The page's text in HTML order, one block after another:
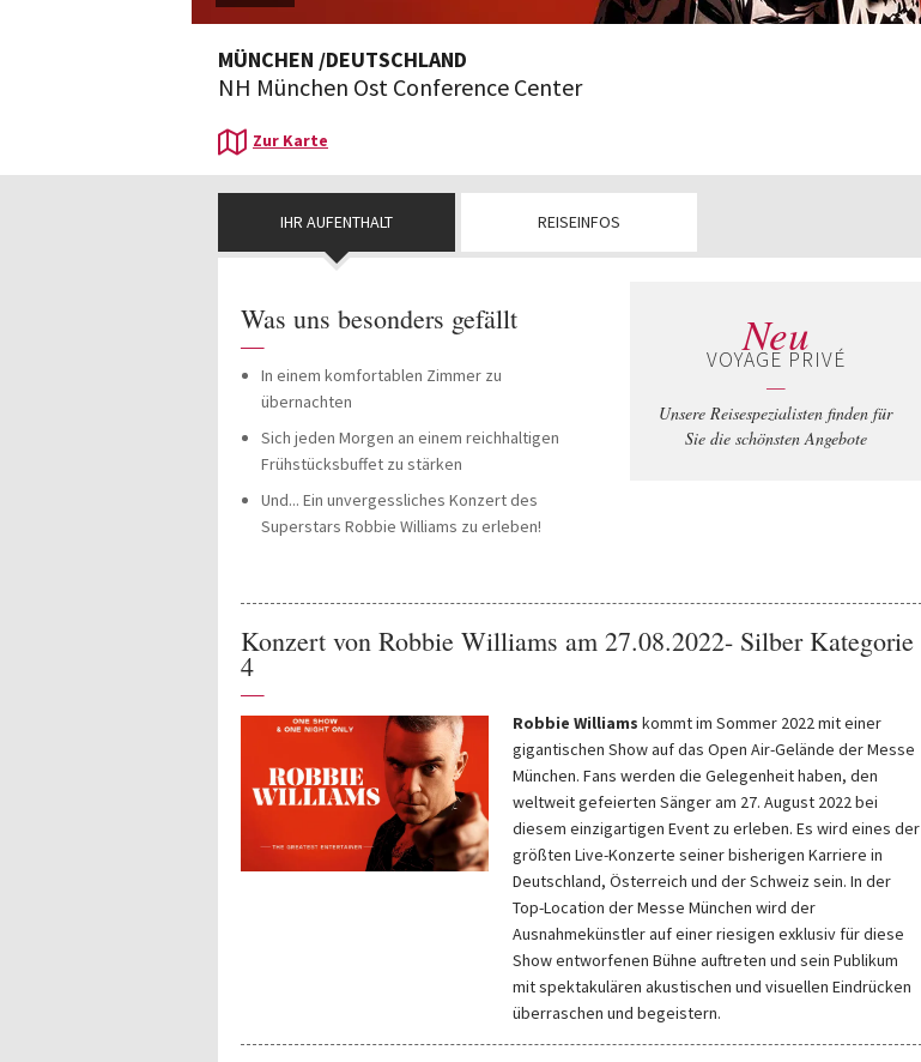
MÜNCHEN /DEUTSCHLAND
NH München Ost Conference Center
Zur Karte
IHR AUFENTHALT REISEINFOS
Was uns besonders gefällt
—
In einem komfortablen Zimmer zu
übernachten
Sich jeden Morgen an einem reichhaltigen
Frühstücksbuffet zu stärken
Und... Ein unvergessliches Konzert des
Superstars Robbie Williams zu erleben!
Neu
VOYAGE PRIVÉ
—
Unsere Reisespezialisten finden für
Sie die schönsten Angebote
Konzert von Robbie Williams am 27.08.2022- Silber Kategorie
4
—
Robbie Williams kommt im Sommer 2022 mit einer
gigantischen Show auf das Open Air-Gelände der Messe
München. Fans werden die Gelegenheit haben, den
weltweit gefeierten Sänger am 27. August 2022 bei
diesem einzigartigen Event zu erleben. Es wird eines der
größten Live-Konzerte seiner bisherigen Karriere in
Deutschland, Österreich und der Schweiz sein. In der
Top-Location der Messe München wird der
Ausnahmekünstler auf einer riesigen exklusiv für diese
Show entworfenen Bühne auftreten und sein Publikum
mit spektakulären akustischen und visuellen Eindrücken
überraschen und begeistern.